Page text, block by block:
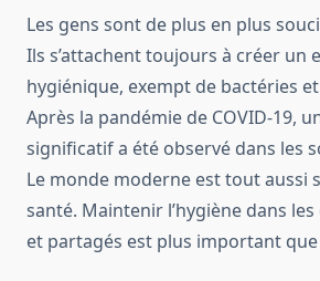
Les gens sont de plus en plus
Ils s’attachent toujours à créer un
hygiénique, exempt de bactéries
Après la pandémie de COVID-19,
significatif a été observé dans les
Le monde moderne est tout aussi
santé. Maintenir l’hygiène dans
et partagés est plus important que